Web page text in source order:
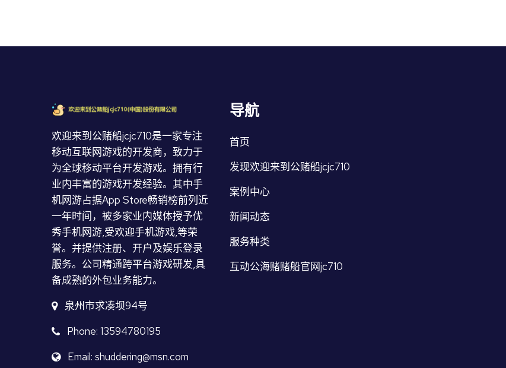
欢迎来到公赌船jcjc710是一家专注
移动互联网游戏的开发商，致力于
为全球移动平台开发游戏。拥有行
业内丰富的游戏开发经验。其中手
机网游占据App Store畅销榜前列近
一年时间，被多家业内媒体授予优
秀手机网游,受欢迎手机游戏,等荣
誉。并提供注册、开户及娱乐登录
服务。公司精通跨平台游戏研发,具
备成熟的外包业务能力。
泉州市求凑坝94号
Phone: 13594780195
Email: shuddering@msn.com
导航
首页
发现欢迎来到公赌船jcjc710
案例中心
新闻动态
服务种类
互动公海赌赌船官网jc710